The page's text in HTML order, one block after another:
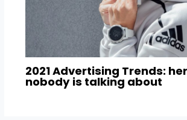
2021 Advertising Trends:
nobody is talking about